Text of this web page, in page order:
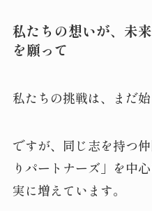
私たちの想いが、未
を願って
私たちの挑戦は、まだ始
ですが、同じ志を持つ
りパートナーズ」を中
実に増えています。